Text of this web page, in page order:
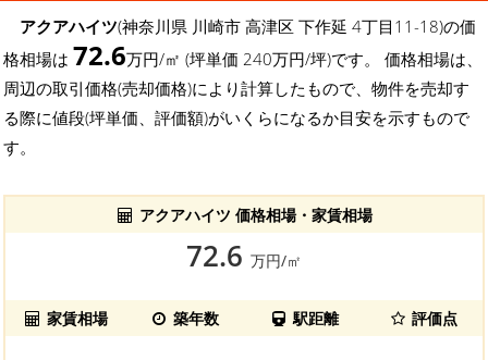
アクアハイツ(神奈川県 川崎市 高津区 下作延 4丁目11-18)の価
格相場は 72.6万円/㎡ (坪単価 240万円/坪)です。 価格相場は、
周辺の取引価格(売却価格)により計算したもので、物件を売却す
る際に値段(坪単価、評価額)がいくらになるか目安を示すもので
す。
アクアハイツ 価格相場・家賃相場
72.6 万円/㎡
家賃相場 築年数 駅距離 評価点